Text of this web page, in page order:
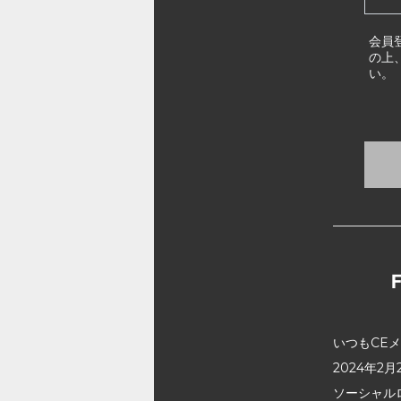
会員
の上
い。
いつもCE
2024年2月
ソーシャ